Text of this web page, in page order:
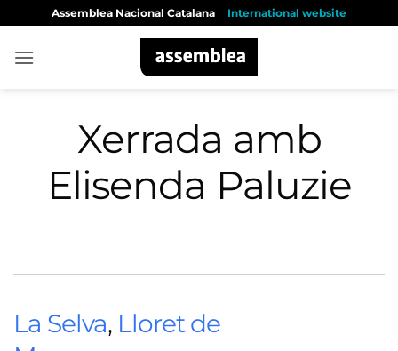
content
Assemblea Nacional Catalana International website
Xerrada amb
Elisenda Paluzie
La Selva, Lloret de